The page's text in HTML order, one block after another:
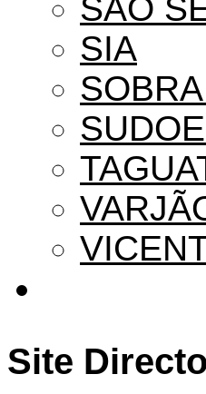
SÃO
SIA
Site